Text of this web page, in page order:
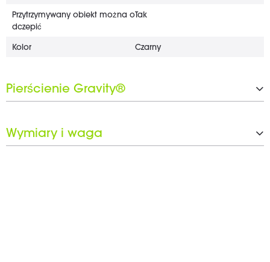
Przytrzymywany obiekt można o
dczepić
Tak
Kolor Czarny
Pierścienie Gravity®
W zestawie czarny zestaw pierśc
ieni
Wymiary i waga